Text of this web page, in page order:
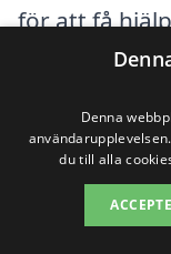
för att få
projektet.
Få 3
förpliktelser
Denna
du till alla